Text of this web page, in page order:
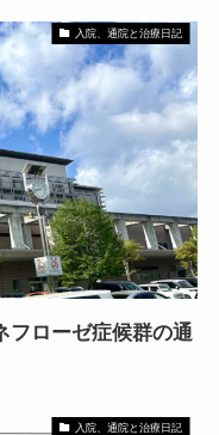
入院、通院と治療日記
フローゼ症候群の通
入院、通院と治療日記